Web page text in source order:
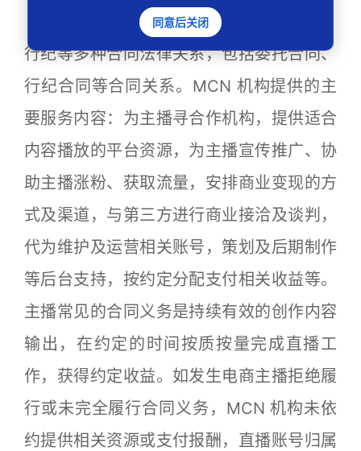
电商主播与MCN 机构之间涉及委托、
行纪等多种合同法律关系，包括委托合同、
行纪合同等合同关系。MCN 机构提供的主
要服务内容：为主播寻合作机构，提供适合
内容播放的平台资源，为主播宣传推广、协
助主播涨粉、获取流量，安排商业变现的方
式及渠道，与第三方进行商业接洽及谈判，
代为维护及运营相关账号，策划及后期制作
等后台支持，按约定分配支付相关收益等。
主播常见的合同义务是持续有效的创作内容
输出，在约定的时间按质按量完成直播工
作，获得约定收益。如发生电商主播拒绝履
行或未完全履行合同义务，MCN 机构未依
约提供相关资源或支付报酬，直播账号归属
同意后关闭